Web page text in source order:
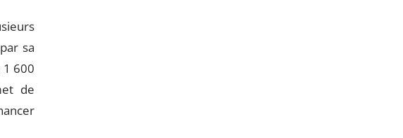
sa
600
de